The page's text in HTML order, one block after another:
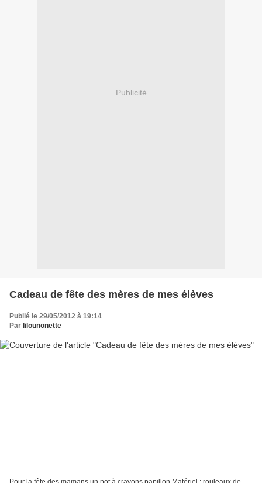
Publicité
Cadeau de fête des mères de mes élèves
Publié le 29/05/2012 à 19:14
Par lilounonette